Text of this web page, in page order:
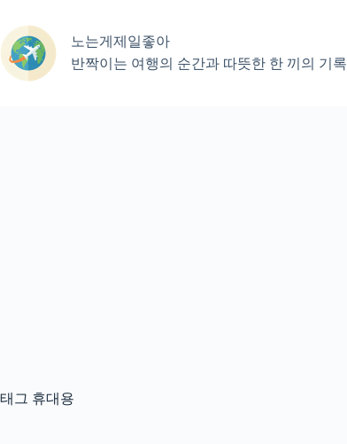
으
로
노는게제일좋아
반짝이는 여행의 순간과 따뜻한 한 끼의 기록
태그 휴대용